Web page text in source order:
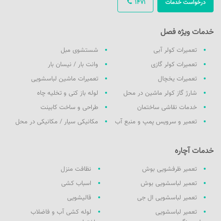
1471 درخواست خدمات
خدمات ویژه فصل
تعمیرات کولر آبی
تعمیرات کولر گازی
تعمیرات یخچال
شارژ گاز کولر ماشین در محل
خدمات نقاشی ساختمان
تعمیر و سرویس پمپ و منبع آب
شستشوی مبل
وانت بار / نیسان بار
تعمیرات ماشین لباسشویی
لوله باز کنی و تخلیه چاه
طراحی و ساخت کابینت
مکانیکی سیار / مکانیکی در محل
خدمات آچاره
تعمیر ظرفشویی بوش
تعمیر لباسشویی بوش
تعمیر لباسشویی ال جی
تعمیر لباسشویی
نظافت منزل
اسباب کشی
قالیشویی
لوله کشی آب و فاضلاب